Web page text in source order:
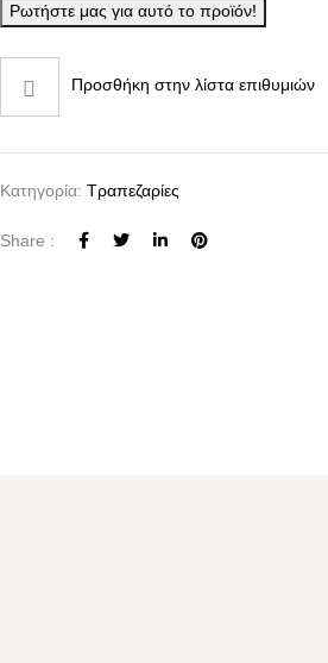
Ρωτήστε μας για αυτό το προϊόν!
Προσθήκη στην λίστα επιθυμιών
Κατηγορία: Τραπεζαρίες
Share :